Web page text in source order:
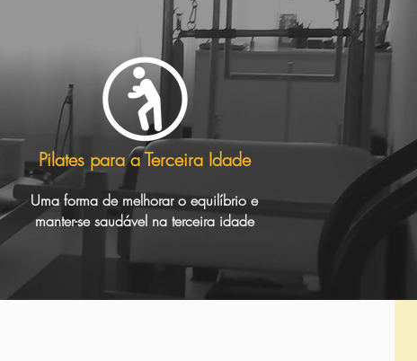
Pilates para a Terceira Idade
Uma forma de melhorar o equilíbrio e
manter-se saudável na terceira idade